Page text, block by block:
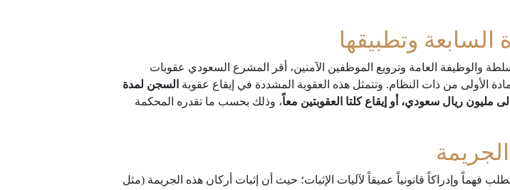
السابعة وتطبيقها
والوظيفة العامة وترويع الموظفين الآمنين، أقر المشرع السعودي عقوبات
الأولى من ذات النظام. وتتمثل هذه العقوبة المشددة في إيقاع عقوبة السجن لمدة
ريال سعودي، أو إيقاع كلتا العقوبتين معاً، وذلك بحسب ما تقدره المحكمة
فهماً وإدراكاً قانونياً عميقاً لآليات الإثبات؛ حيث أن إثبات أركان هذه الجريمة (مثل